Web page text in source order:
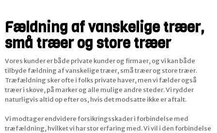
Fældning af vanskelige træer,
små træer og store træer
Vores kunder er både private kunder og firmaer, og vi kan både
tilbyde fældning af vanskelige træer, små træer og store træer.
Træfældning sker ofte i folks private haver, men vi fælder også
træer i skove, på marker og alle mulige andre steder. Vi rydder
naturligvis altid op efter os, hvis det modsatte ikke er aftalt.
​Vi modtager endvidere forsikringsskader i forbindelse med
træfældning, hvilket vi har stor erfaring med. Vi vil i den forbindelse